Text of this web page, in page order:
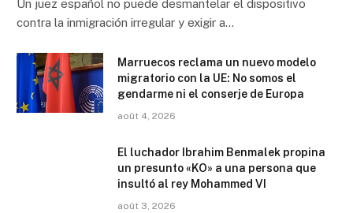
Un juez español no puede desmantelar el dispositivo
contra la inmigración irregular y exigir a…
Marruecos reclama un nuevo modelo
migratorio con la UE: No somos el
gendarme ni el conserje de Europa
août 4, 2026
El luchador Ibrahim Benmalek propina
un presunto «KO» a una persona que
insultó al rey Mohammed VI
août 3, 2026